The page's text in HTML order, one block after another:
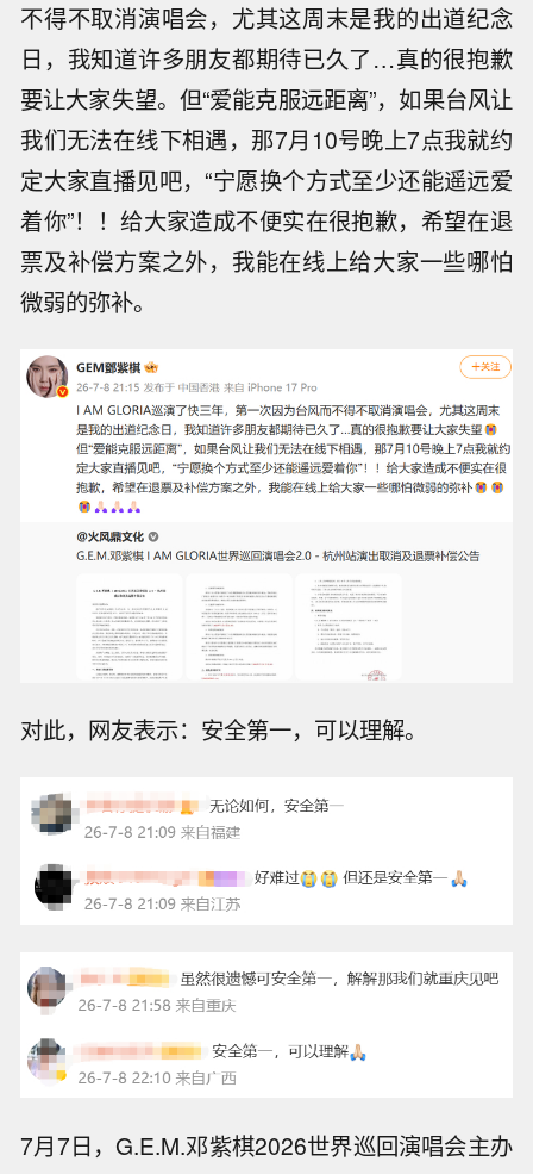
不得不取消演唱会，尤其这周末是我的出道纪念
日，我知道许多朋友都期待已久了…真的很抱歉
要让大家失望。但“爱能克服远距离”，如果台风让
我们无法在线下相遇，那7月10号晚上7点我就约
定大家直播见吧，“宁愿换个方式至少还能遥远爱
着你”！！给大家造成不便实在很抱歉，希望在退
票及补偿方案之外，我能在线上给大家一些哪怕
微弱的弥补。
对此，网友表示：安全第一，可以理解。
7月7日，G.E.M.邓紫棋2026世界巡回演唱会主办